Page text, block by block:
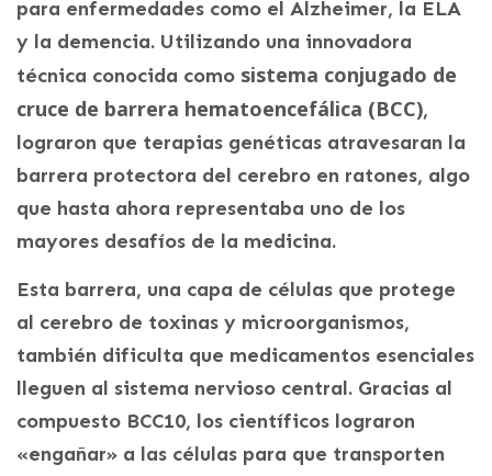
para enfermedades como el Alzheimer, la ELA
y la demencia. Utilizando una innovadora
técnica conocida como sistema conjugado de
cruce de barrera hematoencefálica (BCC),
lograron que terapias genéticas atravesaran la
barrera protectora del cerebro en ratones, algo
que hasta ahora representaba uno de los
mayores desafíos de la medicina.
Esta barrera, una capa de células que protege
al cerebro de toxinas y microorganismos,
también dificulta que medicamentos esenciales
lleguen al sistema nervioso central. Gracias al
compuesto BCC10, los científicos lograron
«engañar» a las células para que transporten